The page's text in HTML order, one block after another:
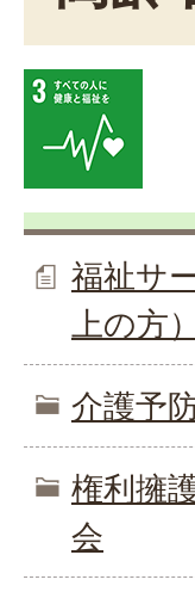
福祉サ
上の方）
介護予
権利擁
会